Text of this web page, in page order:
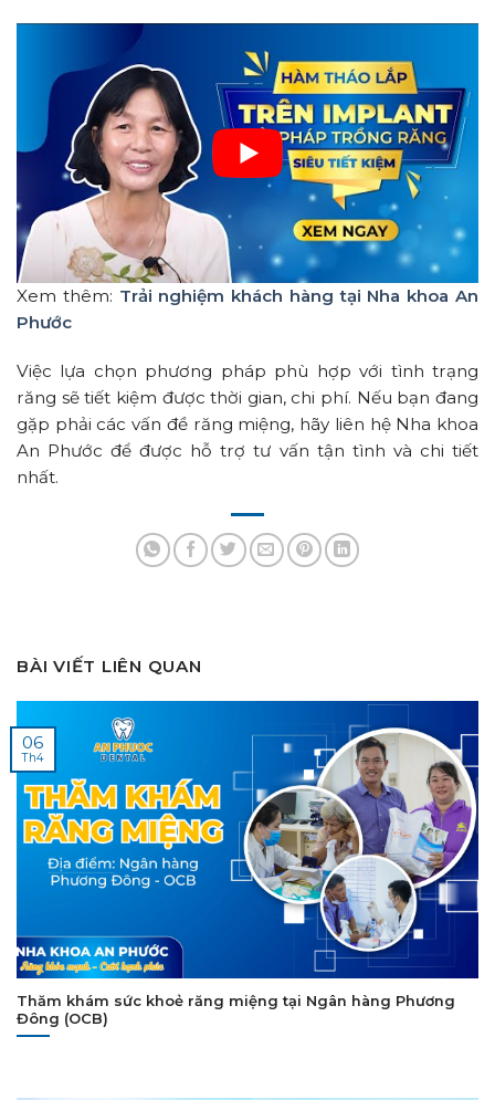
Xem thêm: Trải nghiệm khách hàng tại Nha khoa An
Phước
Việc lựa chọn phương pháp phù hợp với tình trạng
răng sẽ tiết kiệm được thời gian, chi phí. Nếu bạn đang
gặp phải các vấn đề răng miệng, hãy liên hệ Nha khoa
An Phước để được hỗ trợ tư vấn tận tình và chi tiết
nhất.
BÀI VIẾT LIÊN QUAN
Thăm khám sức khoẻ răng miệng tại Ngân hàng Phương
Đông (OCB)
06
Th4